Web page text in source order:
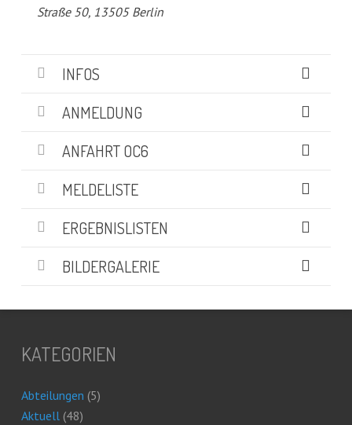
Straße 50, 13505 Berlin
INFOS
ANMELDUNG
ANFAHRT OC6
MELDELISTE
ERGEBNISLISTEN
BILDERGALERIE
KATEGORIEN
Abteilungen (5)
Aktuell(48)